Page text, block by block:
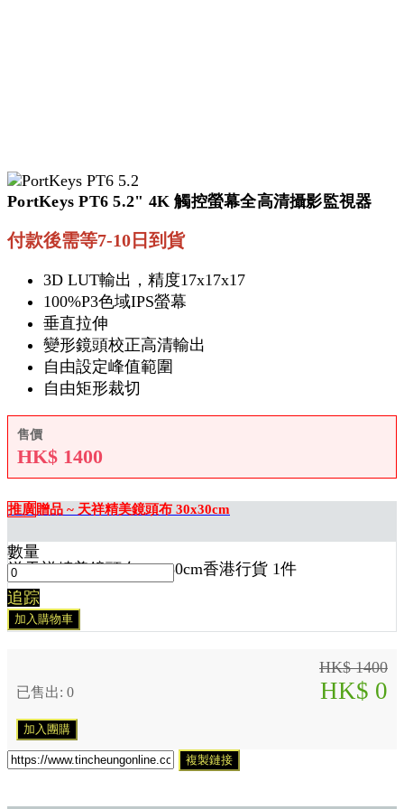
PortKeys PT6 5.2" 4K 觸控螢幕全高清攝影監視器
付款後需等7-10日到貨
3D LUT輸出，精度17x17x17
100%P3色域IPS螢幕
垂直拉伸
變形鏡頭校正高清輸出
自由設定峰值範圍
自由矩形裁切
售價
HK$ 1400
推廣贈品 ~ 天祥精美鏡頭布 30x30cm
送天祥精美鏡頭布 30x30cm香港行貨 1件
數量
追踪
加入購物車
HK$ 1400
已售出: 0 HK$ 0
加入團購
複製鏈接